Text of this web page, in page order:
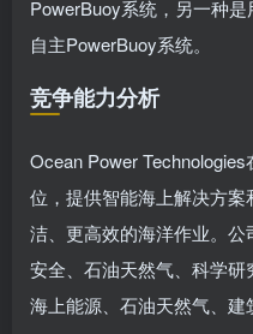
PowerBuoy系统，另一种
自主PowerBuoy系统。
竞争能力分析
Ocean Power
位，提供智能海上解决方
洁、更高效的海洋作业。
安全、石油天然气、科学研
海上能源、石油天然气、建